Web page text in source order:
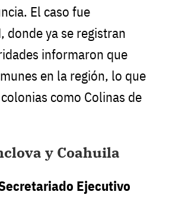
El caso fue
, donde ya se registran
informaron que
en la región, lo que
como Colinas de
y Coahuila
Ejecutivo